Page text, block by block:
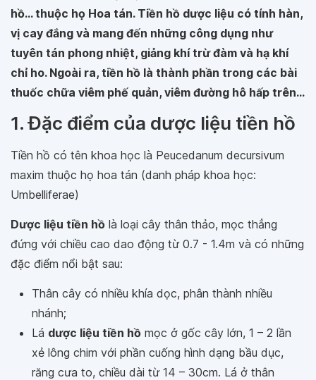
hồ... thuộc họ Hoa tán. Tiền hồ dược liệu có tính hàn,
vị cay đắng và mang đến những công dụng như
tuyên tán phong nhiệt, giảng khí trừ đàm và hạ khí
chỉ ho. Ngoài ra, tiền hồ là thành phần trong các bài
thuốc chữa viêm phế quản, viêm đường hô hấp trên...
1. Đặc điểm của dược liệu tiền hồ
Tiền hồ có tên khoa học là Peucedanum decursivum
maxim thuộc họ hoa tán (danh pháp khoa học:
Umbelliferae)
Dược liệu tiền hồ là loại cây thân thảo, mọc thẳng
đứng với chiều cao dao động từ 0.7 - 1.4m và có những
đặc điểm nổi bật sau:
Thân cây có nhiều khía dọc, phân thành nhiều
nhánh;
Lá dược liệu tiền hồ mọc ở gốc cây lớn, 1 – 2 lần
xẻ lông chim với phần cuống hình dạng bầu dục,
răng cưa to, chiều dài từ 14 – 30cm. Lá ở thân